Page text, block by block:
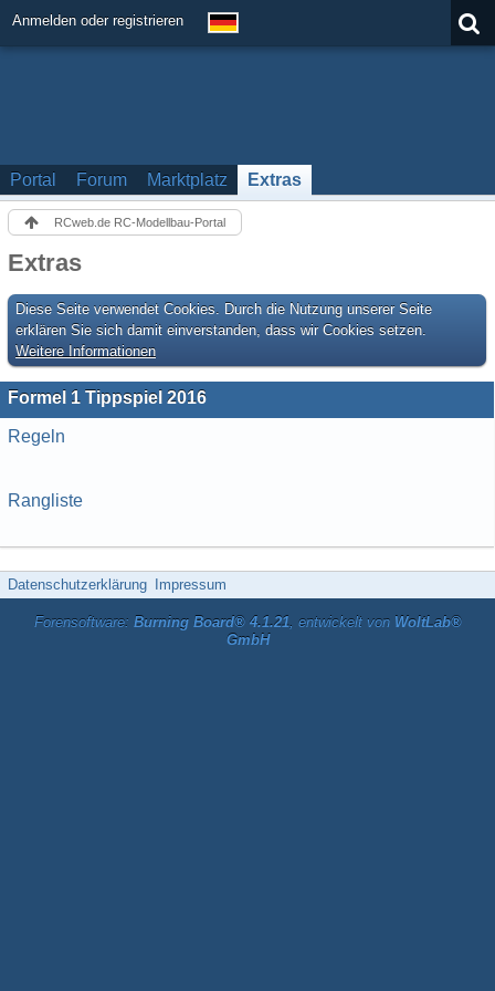
Anmelden oder registrieren
Portal Forum Marktplatz Extras
RCweb.de RC-Modellbau-Portal
Extras
Diese Seite verwendet Cookies. Durch die Nutzung unserer Seite
erklären Sie sich damit einverstanden, dass wir Cookies setzen.
Weitere Informationen
Formel 1 Tippspiel 2016
Regeln
Rangliste
Datenschutzerklärung Impressum
Forensoftware: Burning Board® 4.1.21, entwickelt von WoltLab®
GmbH